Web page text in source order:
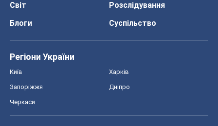
Світ
Розслідування
Блоги
Суспільство
Регіони України
Київ Харків
Запоріжжя Дніпро
Черкаси